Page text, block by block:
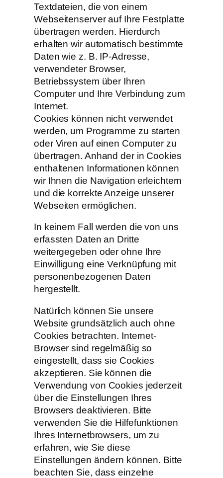
Textdateien, die von einem
Webseitenserver auf Ihre Festplatte
übertragen werden. Hierdurch
erhalten wir automatisch bestimmte
Daten wie z. B. IP-Adresse,
verwendeter Browser,
Betriebssystem über Ihren
Computer und Ihre Verbindung zum
Internet.
Cookies können nicht verwendet
werden, um Programme zu starten
oder Viren auf einen Computer zu
übertragen. Anhand der in Cookies
enthaltenen Informationen können
wir Ihnen die Navigation erleichtern
und die korrekte Anzeige unserer
Webseiten ermöglichen.
In keinem Fall werden die von uns
erfassten Daten an Dritte
weitergegeben oder ohne Ihre
Einwilligung eine Verknüpfung mit
personenbezogenen Daten
hergestellt.
Natürlich können Sie unsere
Website grundsätzlich auch ohne
Cookies betrachten. Internet-
Browser sind regelmäßig so
eingestellt, dass sie Cookies
akzeptieren. Sie können die
Verwendung von Cookies jederzeit
über die Einstellungen Ihres
Browsers deaktivieren. Bitte
verwenden Sie die Hilfefunktionen
Ihres Internetbrowsers, um zu
erfahren, wie Sie diese
Einstellungen ändern können. Bitte
beachten Sie, dass einzelne